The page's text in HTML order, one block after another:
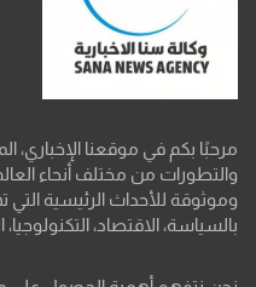
مرحبًا بكم في موقعنا الإخباري،
والتطورات من مختلف أنحاء
وموثوقة للأحداث الرئيسية
بالسياسة، الاقتصاد،